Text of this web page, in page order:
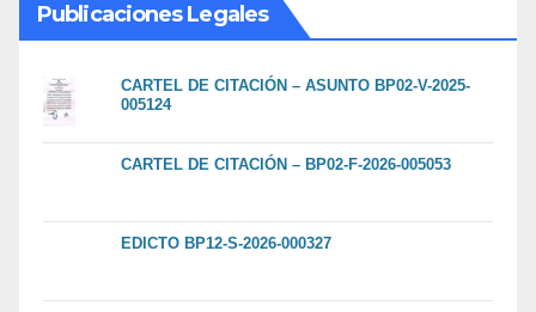
Publicaciones Legales
CARTEL DE CITACIÓN – ASUNTO BP02-V-2025-
005124
CARTEL DE CITACIÓN – BP02-F-2026-005053
EDICTO BP12-S-2026-000327